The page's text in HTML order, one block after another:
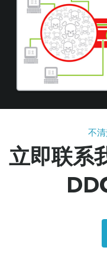
不清
立即联系